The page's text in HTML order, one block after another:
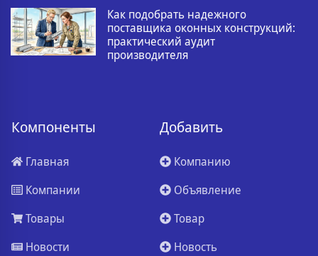
Как подобрать надежного
поставщика оконных конструкций:
практический аудит
производителя
Компоненты
Главная
Компании
Товары
Новости
Добавить
Компанию
Объявление
Товар
Новость